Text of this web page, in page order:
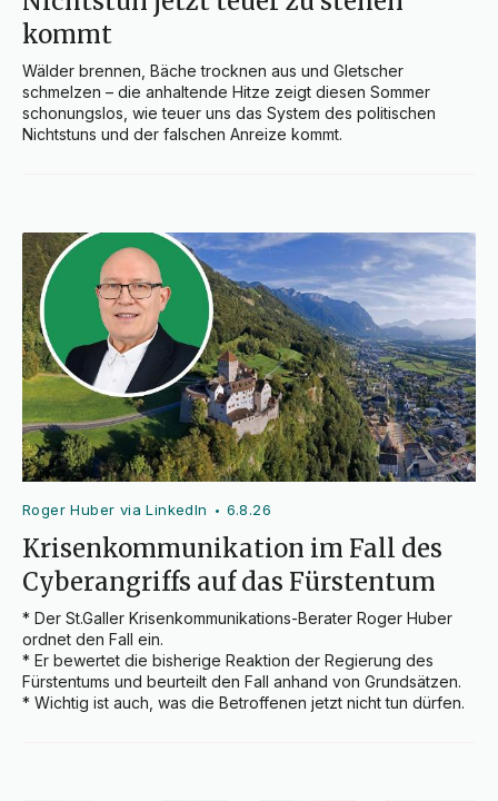
kommt
Wälder brennen, Bäche trocknen aus und Gletscher
schmelzen – die anhaltende Hitze zeigt diesen Sommer
schonungslos, wie teuer uns das System des politischen
Nichtstuns und der falschen Anreize kommt.
Roger Huber via LinkedIn • 6.8.26
Krisenkommunikation im Fall des
Cyberangriffs auf das Fürstentum
* Der St.Galler Krisenkommunikations-Berater Roger Huber
ordnet den Fall ein.
* Er bewertet die bisherige Reaktion der Regierung des
Fürstentums und beurteilt den Fall anhand von Grundsätzen.
* Wichtig ist auch, was die Betroffenen jetzt nicht tun dürfen.